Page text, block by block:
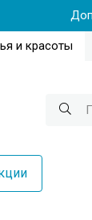
и красоты